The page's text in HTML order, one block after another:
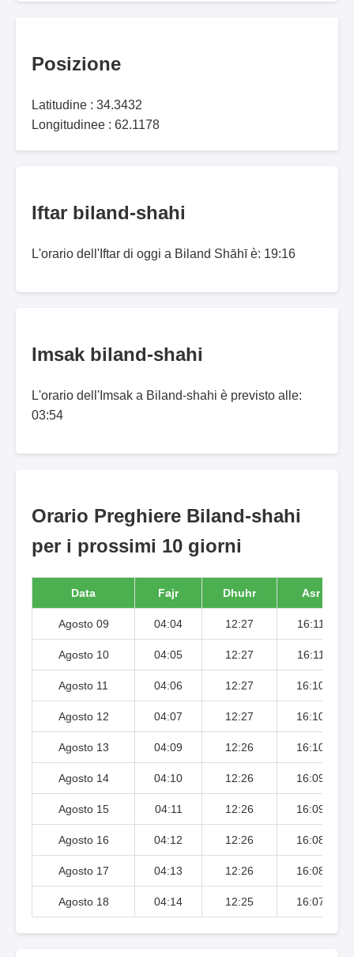
Posizione
Latitudine : 34.3432
Longitudinee : 62.1178
Iftar biland-shahi
L'orario dell'Iftar di oggi a Biland Shāhī è: 19:16
Imsak biland-shahi
L'orario dell'Imsak a Biland-shahi è previsto alle:
03:54
Orario Preghiere Biland-shahi
per i prossimi 10 giorni
Data Fajr Dhuhr Asr
Agosto 09 04:04 12:27 16:11
Agosto 10 04:05 12:27 16:11
Agosto 11 04:06 12:27 16:10
Agosto 12 04:07 12:27 16:10
Agosto 13 04:09 12:26 16:10
Agosto 14 04:10 12:26 16:09
Agosto 15 04:11 12:26 16:09
Agosto 16 04:12 12:26 16:08
Agosto 17 04:13 12:26 16:08
Agosto 18 04:14 12:25 16:07